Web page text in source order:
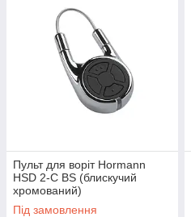
Пульт для воріт Hormann
HSD 2-C BS (блискучий
хромований)
Під замовлення